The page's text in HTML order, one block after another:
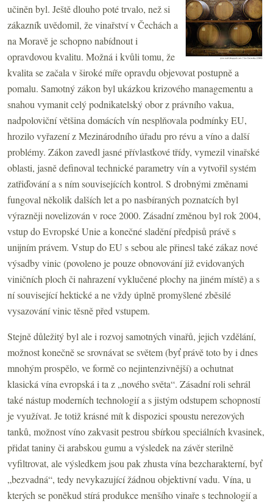
učiněn byl. Ještě dlouho poté trvalo, než si
zákazník uvědomil, že vinařství v Čechách a
na Moravě je schopno nabídnout i
opravdovou kvalitu. Možná i kvůli tomu, že
kvalita se začala v široké míře opravdu objevovat postupně a
pomalu. Samotný zákon byl ukázkou krizového managementu a
snahou vymanit celý podnikatelský obor z právního vakua,
nadpoloviční většina domácích vín nesplňovala podmínky EU,
hrozilo vyřazení z Mezinárodního úřadu pro révu a víno a další
problémy. Zákon zavedl jasné přívlastkové třídy, vymezil vinařské
oblasti, jasně definoval technické parametry vín a vytvořil systém
zatřiďování a s ním souvisejících kontrol. S drobnými změnami
fungoval několik dalších let a po nasbíraných poznatcích byl
výrazněji novelizován v roce 2000. Zásadní změnou byl rok 2004,
vstup do Evropské Unie a konečné sladění předpisů právě s
unijním právem. Vstup do EU s sebou ale přinesl také zákaz nové
výsadby vinic (povoleno je pouze obnovování již evidovaných
viničních ploch či nahrazení vyklučené plochy na jiném místě) a s
ní související hektické a ne vždy úplně promyšlené zběsilé
vysazování vinic těsně před vstupem.
Stejně důležitý byl ale i rozvoj samotných vinařů, jejich vzdělání,
možnost konečně se srovnávat se světem (byť právě toto by i dnes
mnohým prospělo, ve formě co nejintenzivnější) a ochutnat
klasická vína evropská i ta z „nového světa“. Zásadní roli sehrál
také nástup moderních technologií a s jistým odstupem schopností
je využívat. Je totiž krásné mít k dispozici spoustu nerezových
tanků, možnost víno zakvasit pestrou sbírkou speciálních kvasinek,
přidat taniny či arabskou gumu a výsledek na závěr sterilně
vyfiltrovat, ale výsledkem jsou pak zhusta vína bezcharakterní, byť
„bezvadná“, tedy nevykazující žádnou objektivní vadu. Vína, u
kterých se poněkud stírá produkce menšího vinaře s technologií a